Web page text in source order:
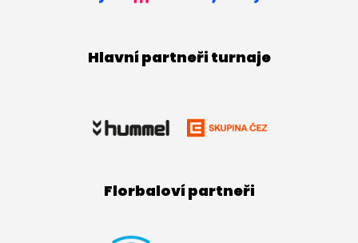
Hlavní partneři turnaje
Florbaloví partneři